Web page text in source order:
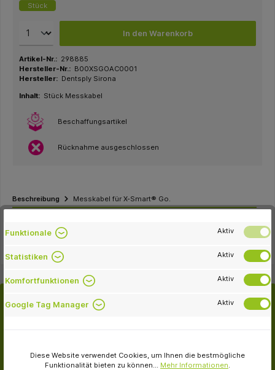
Stück
In den Warenkorb
Artikel-Nr.: 298885
Hersteller-Nr.: B00XSGOAC0001
Hersteller: Dentsply Sirona
Inhalt: Stück Messkabel
Beschaffungsartikel
Rücknahme ausgeschlossen
Beschreibung Messkabel für X-Smart® Go.
Funktionale Aktiv
Statistiken Aktiv
Komfortfunktionen Aktiv
Google Tag Manager Aktiv
Diese Website verwendet Cookies, um Ihnen die bestmögliche
Funktionalität bieten zu können... Mehr Informationen.